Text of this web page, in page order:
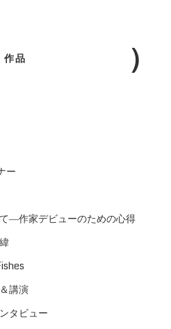
作品
ー
―作家デビューのための心得
講演
タビュー